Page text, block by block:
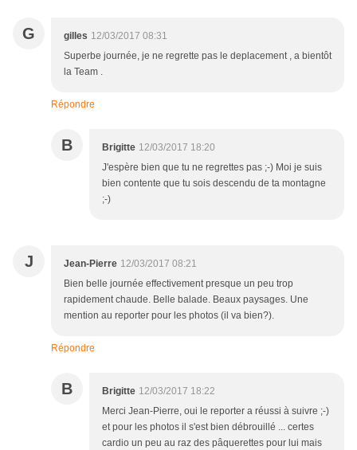
G gilles 12/03/2017 08:31
Superbe journée, je ne regrette pas le deplacement , a bientôt
la Team .
Répondre
B Brigitte 12/03/2017 18:20
J'espère bien que tu ne regrettes pas ;-) Moi je suis
bien contente que tu sois descendu de ta montagne
;-)
J Jean-Pierre 12/03/2017 08:21
Bien belle journée effectivement presque un peu trop
rapidement chaude. Belle balade. Beaux paysages. Une
mention au reporter pour les photos (il va bien?).
Répondre
B Brigitte 12/03/2017 18:22
Merci Jean-Pierre, oui le reporter a réussi à suivre ;-)
et pour les photos il s'est bien débrouillé ... certes
cardio un peu au raz des pâquerettes pour lui mais